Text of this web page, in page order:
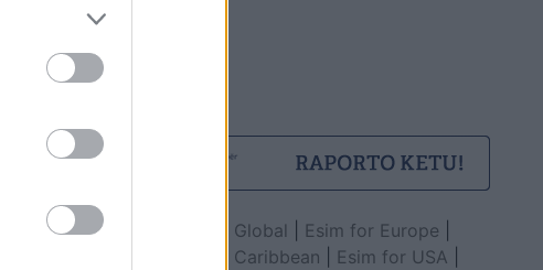
Esim for Global Esim for Europe
Esim for Caribbean
Esim for USA